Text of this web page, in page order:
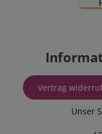
Vertrag
Unser